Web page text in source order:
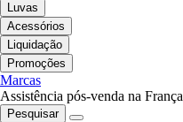
Luvas
Acessórios
Liquidação
Promoções
Marcas
Assistência pós-venda na França
Pesquisar